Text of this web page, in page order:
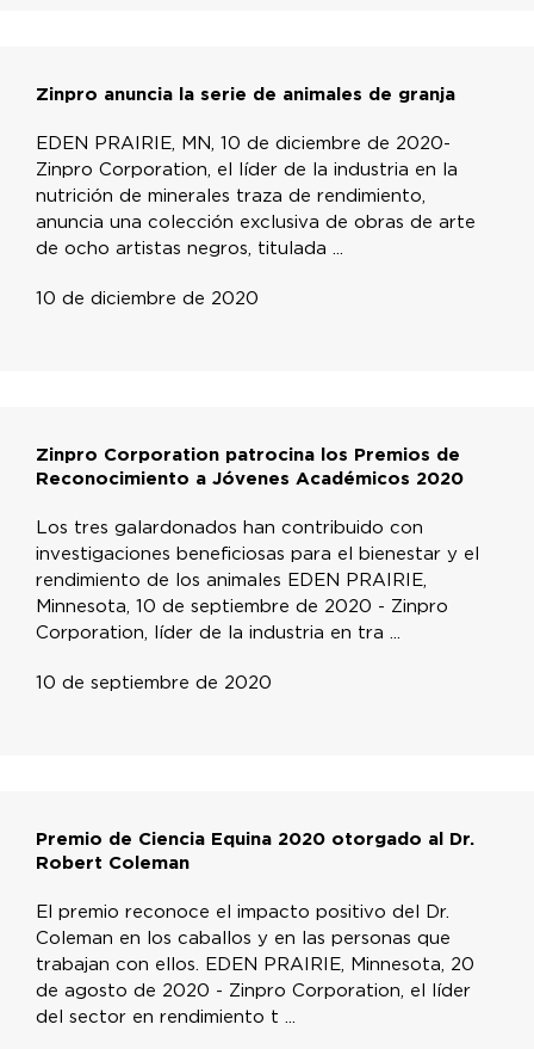
Zinpro anuncia la serie de animales de granja
EDEN PRAIRIE, MN, 10 de diciembre de 2020-
Zinpro Corporation, el líder de la industria en la
nutrición de minerales traza de rendimiento,
anuncia una colección exclusiva de obras de arte
de ocho artistas negros, titulada ...
10 de diciembre de 2020
Zinpro Corporation patrocina los Premios de
Reconocimiento a Jóvenes Académicos 2020
Los tres galardonados han contribuido con
investigaciones beneficiosas para el bienestar y el
rendimiento de los animales EDEN PRAIRIE,
Minnesota, 10 de septiembre de 2020 - Zinpro
Corporation, líder de la industria en tra ...
10 de septiembre de 2020
Premio de Ciencia Equina 2020 otorgado al Dr.
Robert Coleman
El premio reconoce el impacto positivo del Dr.
Coleman en los caballos y en las personas que
trabajan con ellos. EDEN PRAIRIE, Minnesota, 20
de agosto de 2020 - Zinpro Corporation, el líder
del sector en rendimiento t ...